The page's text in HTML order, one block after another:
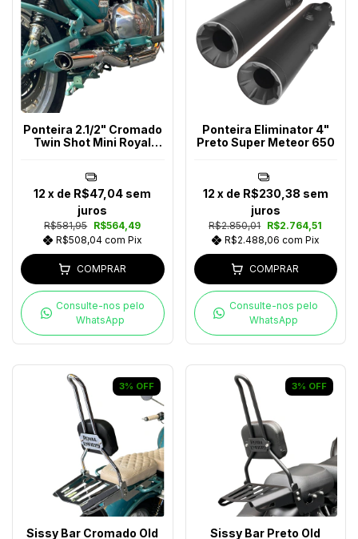
Ponteira 2.1/2" Cromado
Twin Shot Mini Royal
R$581,95 R$564,49
R$508,04 com Pix
12 x de R$47,04 sem
juros
COMPRAR
Consulte-nos pelo
WhatsApp
Ponteira Eliminator 4"
Preto Super Meteor 650
R$2.850,01 R$2.764,51
R$2.488,06 com Pix
12 x de R$230,38 sem
juros
COMPRAR
Consulte-nos pelo
WhatsApp
3% OFF
Sissy Bar Cromado Old
3% OFF
Sissy Bar Preto Old